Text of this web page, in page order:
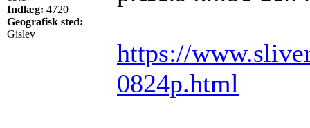
Indlæg: 4720
Geografisk sted:
Gislev
https://
0824p.html